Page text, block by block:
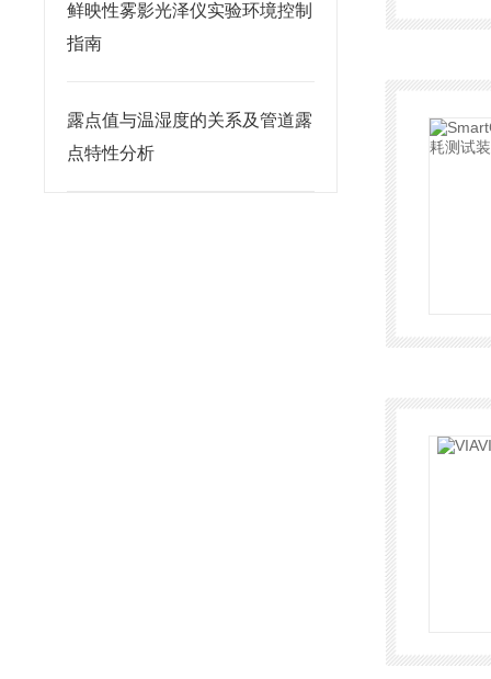
鲜映性雾影光泽仪实验环境控制
指南
露点值与温湿度的关系及管道露
点特性分析